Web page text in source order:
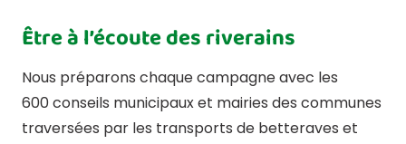
Être à l’écoute des riverains
Nous préparons chaque campagne avec les
600 conseils municipaux et mairies des communes
traversées par les transports de betteraves et